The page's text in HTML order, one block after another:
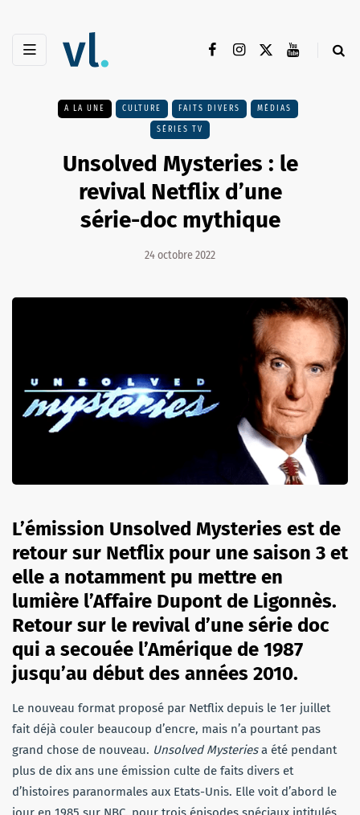
A LA UNE CULTURE FAITS DIVERS MÉDIAS
SÉRIES TV
Unsolved Mysteries : le
revival Netflix d’une
série-doc mythique
24 octobre 2022
L’émission Unsolved Mysteries est de
retour sur Netflix pour une saison 3 et
elle a notamment pu mettre en
lumière l’Affaire Dupont de Ligonnès.
Retour sur le revival d’une série doc
qui a secouée l’Amérique de 1987
jusqu’au début des années 2010.
Le nouveau format proposé par Netflix depuis le 1er juillet
fait déjà couler beaucoup d’encre, mais n’a pourtant pas
grand chose de nouveau. Unsolved Mysteriesa été pendant
plus de dix ans une émission culte de faits divers et
d’histoires paranormales aux Etats-Unis. Elle voit d’abord le